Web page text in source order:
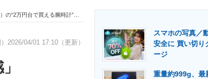
経営リーダーのコミュニティ マーケ×ITの
が良い」「デザイン、コスパ共に満足」など絶賛の声
2026/04/01 17:10（更新）
スマホの写真／
安全に 買い切り
ージ
重量約999g、最